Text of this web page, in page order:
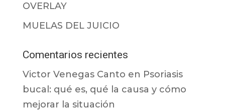
OVERLAY
MUELAS DEL JUICIO
Comentarios recientes
Victor Venegas Canto en Psoriasis
bucal: qué es, qué la causa y cómo
mejorar la situación